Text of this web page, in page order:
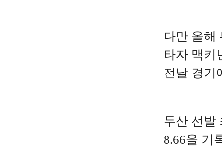
다만 올해
타자 맥키
전날 경기
두산 선발
8.66을 기